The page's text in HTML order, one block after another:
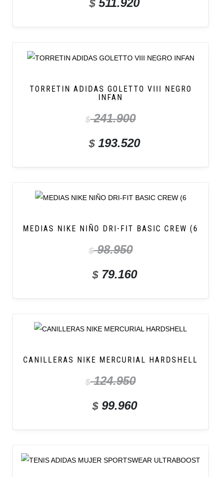
$511.920
TORRETIN ADIDAS GOLETTO VIII NEGRO
INFAN
$241.900
$193.520
MEDIAS NIKE NIÑO DRI-FIT BASIC CREW (6
$98.950
$79.160
CANILLERAS NIKE MERCURIAL HARDSHELL
$124.950
$99.960